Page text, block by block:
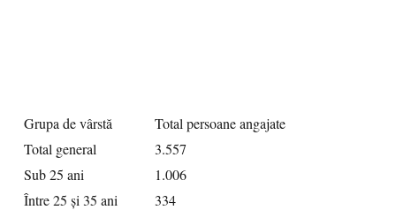
Grupa de vârstă
Total persoane angajate
Total general
3.557
Sub 25 ani
1.006
Între 25 și 35 ani
334